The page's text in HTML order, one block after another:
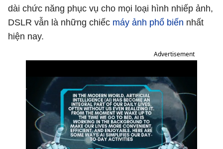
dài chức năng phục vụ cho mọi loại hình nhiếp ảnh,
DSLR vẫn là những chiếc máy ảnh phổ biến nhất
hiện nay.
Advertisement